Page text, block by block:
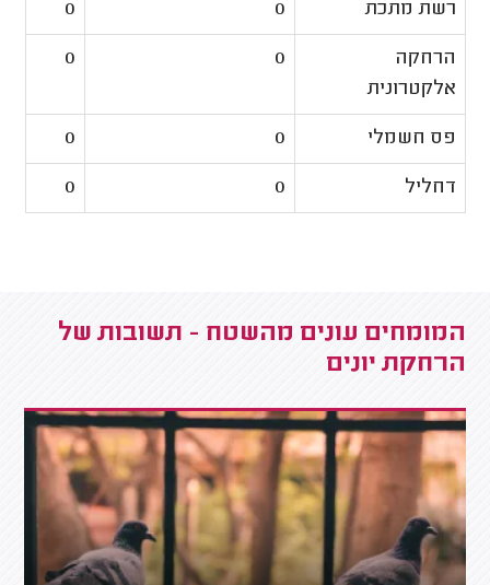
רשת מתכת 0
0
הרחקה
אלקטרונית
0
0
פס חשמלי 0
0
דחליל 0
0
המומחים עונים מהשטח - תשובות של
הרחקת יונים